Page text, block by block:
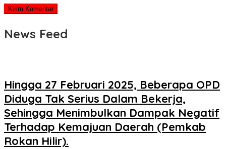
News Feed
Hingga 27 Februari 2025, Beberapa OPD
Diduga Tak Serius Dalam Bekerja,
Sehingga Menimbulkan Dampak Negatif
Terhadap Kemajuan Daerah (Pemkab
Rokan Hilir).